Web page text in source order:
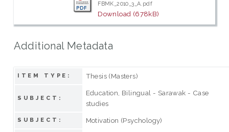
FBMK_2010_3_A.pdf
Download (678kB)
Additional Metadata
ITEM TYPE: Thesis (Masters)
SUBJECT:
Education, Bilingual - Sarawak - Case
studies
SUBJECT: Motivation (Psychology)